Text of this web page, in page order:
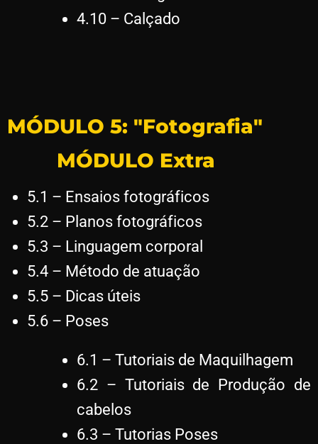
4.10 – Calçado
MÓDULO 5: "Fotografia"
MÓDULO Extra
5.1 – Ensaios fotográficos
5.2 – Planos fotográficos
5.3 – Linguagem corporal
5.4 – Método de atuação
5.5 – Dicas úteis
5.6 – Poses
6.1 – Tutoriais de Maquilhagem
6.2 – Tutoriais de Produção de
cabelos
6.3 – Tutorias Poses